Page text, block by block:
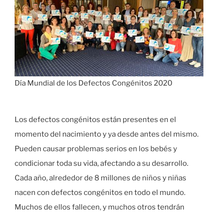
Día Mundial de los Defectos Congénitos 2020
Los defectos congénitos están presentes en el
momento del nacimiento y ya desde antes del mismo.
Pueden causar problemas serios en los bebés y
condicionar toda su vida, afectando a su desarrollo.
Cada año, alrededor de 8 millones de niños y niñas
nacen con defectos congénitos en todo el mundo.
Muchos de ellos fallecen, y muchos otros tendrán